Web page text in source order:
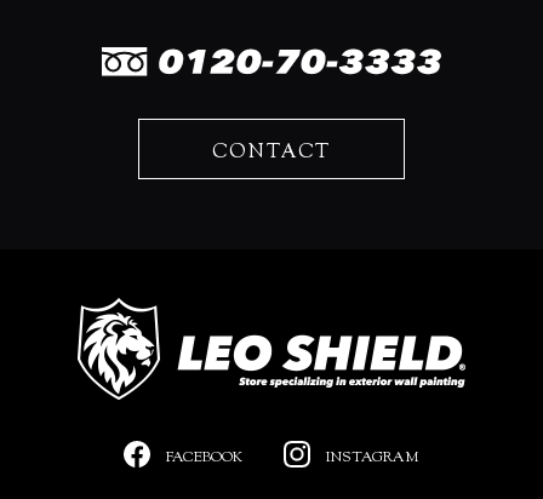
CONTACT
FACEBOOK INSTAGRAM